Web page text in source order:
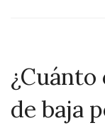
de baja